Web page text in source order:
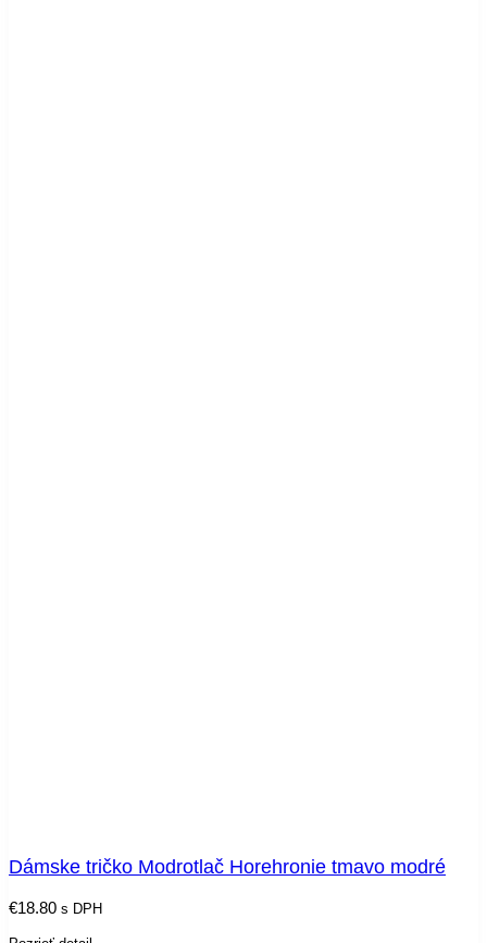
Dámske tričko Modrotlač Horehronie tmavo modré
€18.80 s DPH